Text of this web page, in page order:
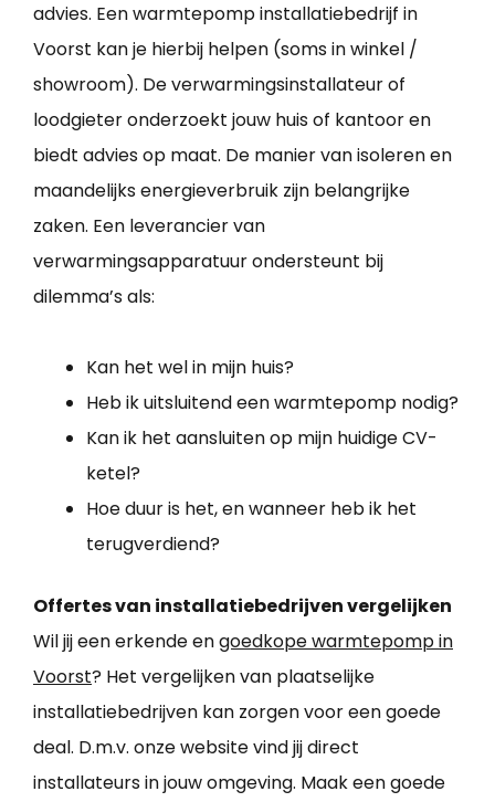
advies. Een warmtepomp installatiebedrijf in
Voorst kan je hierbij helpen (soms in winkel /
showroom). De verwarmingsinstallateur of
loodgieter onderzoekt jouw huis of kantoor en
biedt advies op maat. De manier van isoleren en
maandelijks energieverbruik zijn belangrijke
zaken. Een leverancier van
verwarmingsapparatuur ondersteunt bij
dilemma’s als:
Kan het wel in mijn huis?
Heb ik uitsluitend een warmtepomp nodig?
Kan ik het aansluiten op mijn huidige CV-
ketel?
Hoe duur is het, en wanneer heb ik het
terugverdiend?
Offertes van installatiebedrijven vergelijken
Wil jij een erkende engoedkope warmtepomp in
Voorst? Het vergelijken van plaatselijke
installatiebedrijven kan zorgen voor een goede
deal. D.m.v. onze website vind jij direct
installateurs in jouw omgeving. Maak een goede